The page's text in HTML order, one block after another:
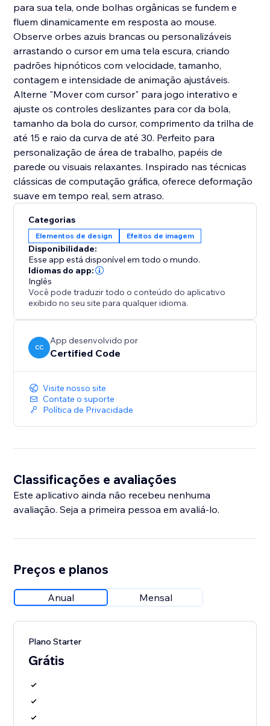
para sua tela, onde bolhas orgânicas se fundem e
fluem dinamicamente em resposta ao mouse.
Observe orbes azuis brancas ou personalizáveis ​​
arrastando o cursor em uma tela escura, criando
padrões hipnóticos com velocidade, tamanho,
contagem e intensidade de animação ajustáveis.
Alterne "Mover com cursor" para jogo interativo e
ajuste os controles deslizantes para cor da bola,
tamanho da bola do cursor, comprimento da trilha de
até 15 e raio da curva de até 30. Perfeito para
personalização de área de trabalho, papéis de
parede ou visuais relaxantes. Inspirado nas técnicas
clássicas de computação gráfica, oferece deformação
suave em tempo real, sem atraso.
Categorias
Elementos de design Efeitos de imagem
Disponibilidade:
Esse app está disponível em todo o mundo.
Idiomas do app:
Inglês
Você pode traduzir todo o conteúdo do aplicativo
exibido no seu site para qualquer idioma.
CC
App desenvolvido por
Certified Code
Visite nosso site
Contate o suporte
Política de Privacidade
Classificações e avaliações
Este aplicativo ainda não recebeu nenhuma
avaliação. Seja a primeira pessoa em avaliá-lo.
Preços e planos
Anual Mensal
Plano Starter
Grátis